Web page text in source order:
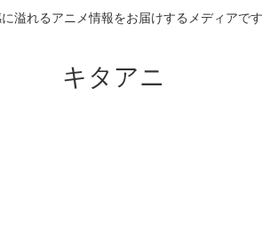
溢れるアニメ情報をお届けするメディアです
キタアニ